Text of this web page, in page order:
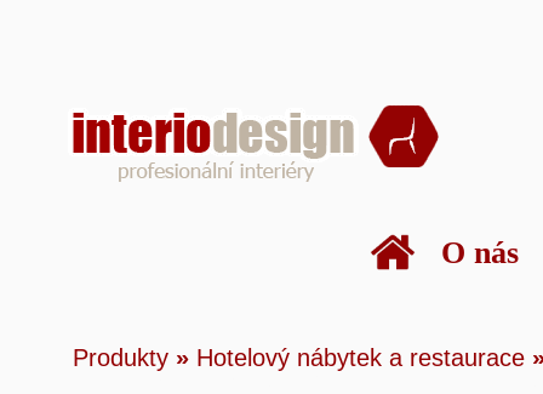
O nás
Produkty » Hotelový nábytek a restaurace
Produkty »